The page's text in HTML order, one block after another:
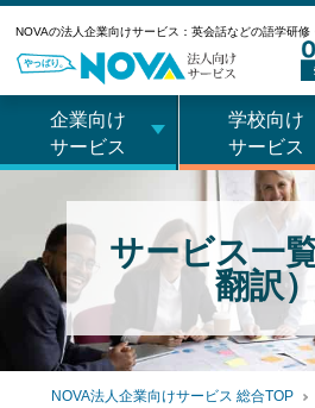
NOVAの法人企業向けサービス：英会話などの語学研修
企業向け
サービス
学校向け
サービス
サービス一
翻訳）
NOVA法人企業向けサービス 総合TOP